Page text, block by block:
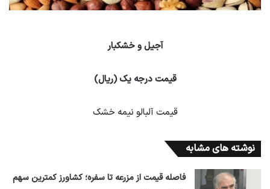
آجیل و خشکبار
قیمت درجه یک (ریال)
قیمت آلبالو نیمه خشک
نوشته های مشابه
فاصله قیمت از مزرعه تا سفره؛ کشاورز کمترین سهم